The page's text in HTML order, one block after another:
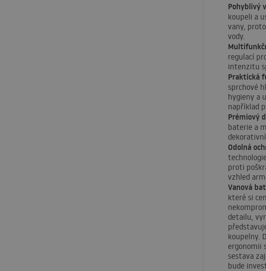
Pohyblivý
koupeli a
vany,
vody.
regulací
intenzitu
Praktická
sprchové
hygieny a
například
Prémiový
baterie a
Odolná
proti
vzhled
Vanová
které si
detailu,
koupelny.
ergonomii
sestava
bude